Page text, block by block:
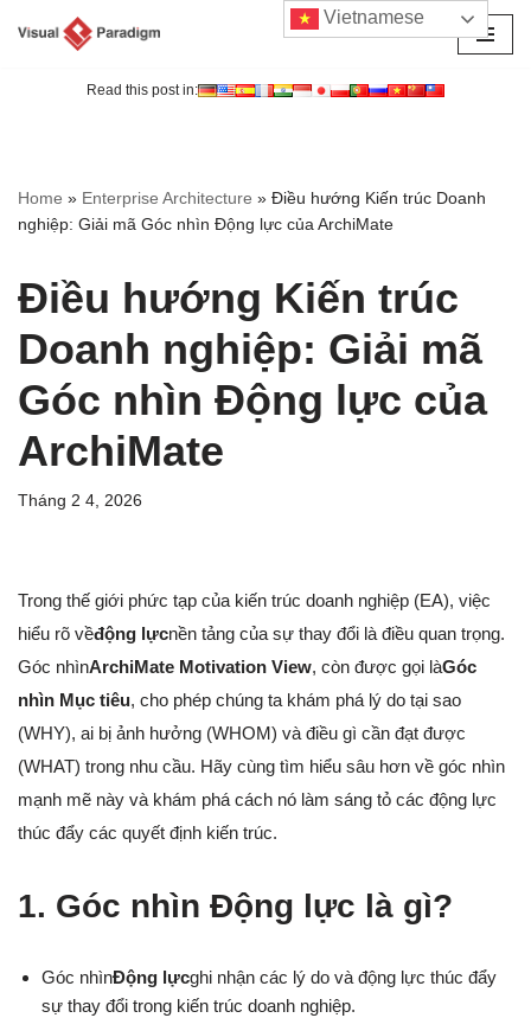
Read this post in:
Home » Enterprise Architecture » Điều hướng Kiến trúc Doanh
nghiệp: Giải mã Góc nhìn Động lực của ArchiMate
Điều hướng Kiến trúc
Doanh nghiệp: Giải mã
Góc nhìn Động lực của
ArchiMate
Tháng 2 4, 2026
Trong thế giới phức tạp của kiến trúc doanh nghiệp (EA), việc
hiểu rõ vềđộng lựcnền tảng của sự thay đổi là điều quan trọng.
Góc nhìnArchiMate Motivation View, còn được gọi làGóc
nhìn Mục tiêu, cho phép chúng ta khám phá lý do tại sao
(WHY), ai bị ảnh hưởng (WHOM) và điều gì cần đạt được
(WHAT) trong nhu cầu. Hãy cùng tìm hiểu sâu hơn về góc nhìn
mạnh mẽ này và khám phá cách nó làm sáng tỏ các động lực
thúc đẩy các quyết định kiến trúc.
1. Góc nhìn Động lực là gì?
Góc nhìnĐộng lựcghi nhận các lý do và động lực thúc đẩy
sự thay đổi trong kiến trúc doanh nghiệp.
Vietnamese